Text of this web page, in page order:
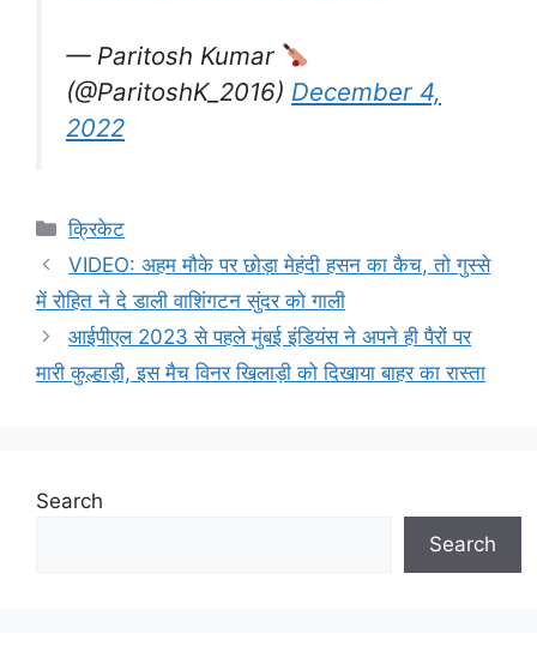
— Paritosh Kumar
(@ParitoshK_2016) December 4,
2022
Categories
क्रिकेट
VIDEO: अहम मौके पर छोड़ा मेहंदी हसन का कैच, तो गुस्से
में रोहित ने दे डाली वाशिंगटन सुंदर को गाली
आईपीएल 2023 से पहले मुंबई इंडियंस ने अपने ही पैरों पर
मारी कुल्हाड़ी, इस मैच विनर खिलाड़ी को दिखाया बाहर का रास्ता
Search
Search